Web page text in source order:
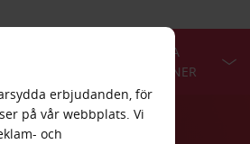
POPULÄRA
DESTINATIONER
erbjudanden, för
på vår webbplats. Vi
och